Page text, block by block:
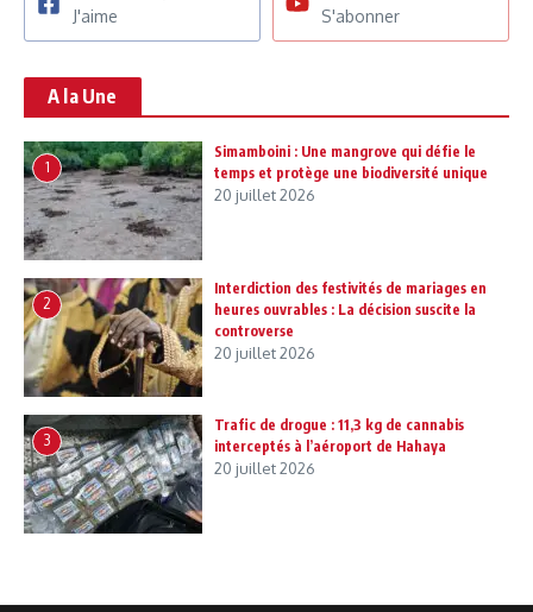
J'aime
S'abonner
A la Une
1
Simamboini : Une mangrove qui défie le
temps et protège une biodiversité unique
20 juillet 2026
2
Interdiction des festivités de mariages en
heures ouvrables : La décision suscite la
controverse
20 juillet 2026
3
Trafic de drogue : 11,3 kg de cannabis
interceptés à l’aéroport de Hahaya
20 juillet 2026